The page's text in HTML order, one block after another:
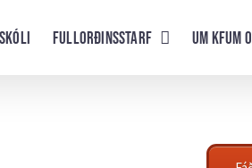
Fullorðinsstarf UM KFUM